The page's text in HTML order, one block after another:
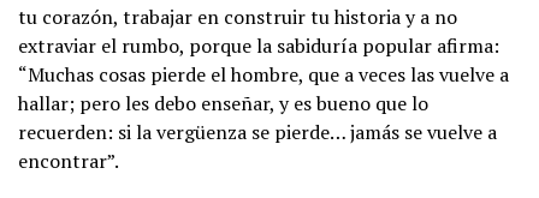
tu corazón, trabajar en construir tu historia y a no
extraviar el rumbo, porque la sabiduría popular afirma:
“Muchas cosas pierde el hombre, que a veces las vuelve a
hallar; pero les debo enseñar, y es bueno que lo
recuerden: si la vergüenza se pierde… jamás se vuelve a
encontrar”.